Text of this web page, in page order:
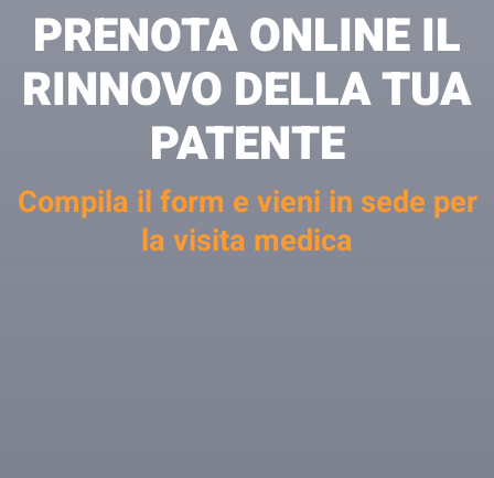
PRENOTA ONLINE IL
RINNOVO DELLA TUA
PATENTE
Compila il form e vieni in sede per
la visita medica